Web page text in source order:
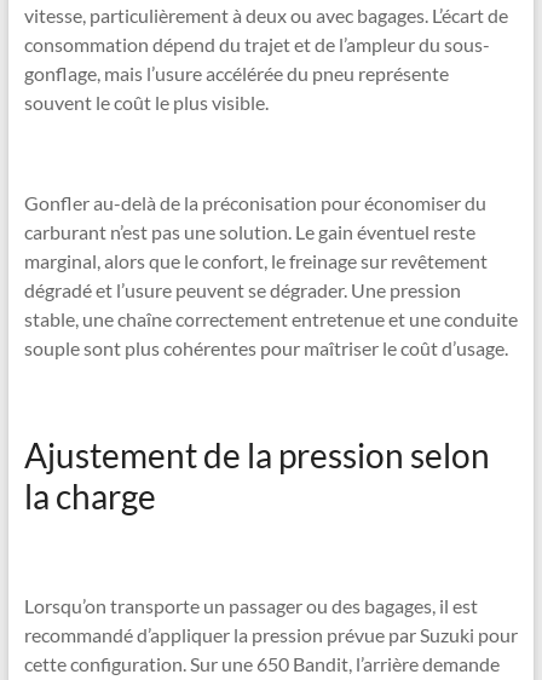
vitesse, particulièrement à deux ou avec bagages. L’écart de
consommation dépend du trajet et de l’ampleur du sous-
gonflage, mais l’usure accélérée du pneu représente
souvent le coût le plus visible.
Gonfler au-delà de la préconisation pour économiser du
carburant n’est pas une solution. Le gain éventuel reste
marginal, alors que le confort, le freinage sur revêtement
dégradé et l’usure peuvent se dégrader. Une pression
stable, une chaîne correctement entretenue et une conduite
souple sont plus cohérentes pour maîtriser le coût d’usage.
Ajustement de la pression selon
la charge
Lorsqu’on transporte un passager ou des bagages, il est
recommandé d’appliquer la pression prévue par Suzuki pour
cette configuration. Sur une 650 Bandit, l’arrière demande